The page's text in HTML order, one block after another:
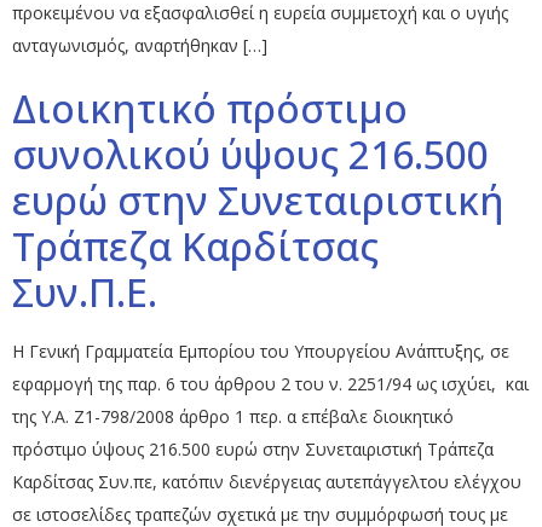
προκειμένου να εξασφαλισθεί η ευρεία συμμετοχή και ο υγιής
ανταγωνισμός, αναρτήθηκαν […]
Διοικητικό πρόστιμο
συνολικού ύψους 216.500
ευρώ στην Συνεταιριστική
Τράπεζα Καρδίτσας
Συν.Π.Ε.
Η Γενική Γραμματεία Εμπορίου του Υπουργείου Ανάπτυξης, σε
εφαρμογή της παρ. 6 του άρθρου 2 του ν. 2251/94 ως ισχύει, και
της Υ.Α. Ζ1-798/2008 άρθρο 1 περ. α επέβαλε διοικητικό
πρόστιμο ύψους 216.500 ευρώ στην Συνεταιριστική Τράπεζα
Καρδίτσας Συν.πε, κατόπιν διενέργειας αυτεπάγγελτου ελέγχου
σε ιστοσελίδες τραπεζών σχετικά με την συμμόρφωσή τους με